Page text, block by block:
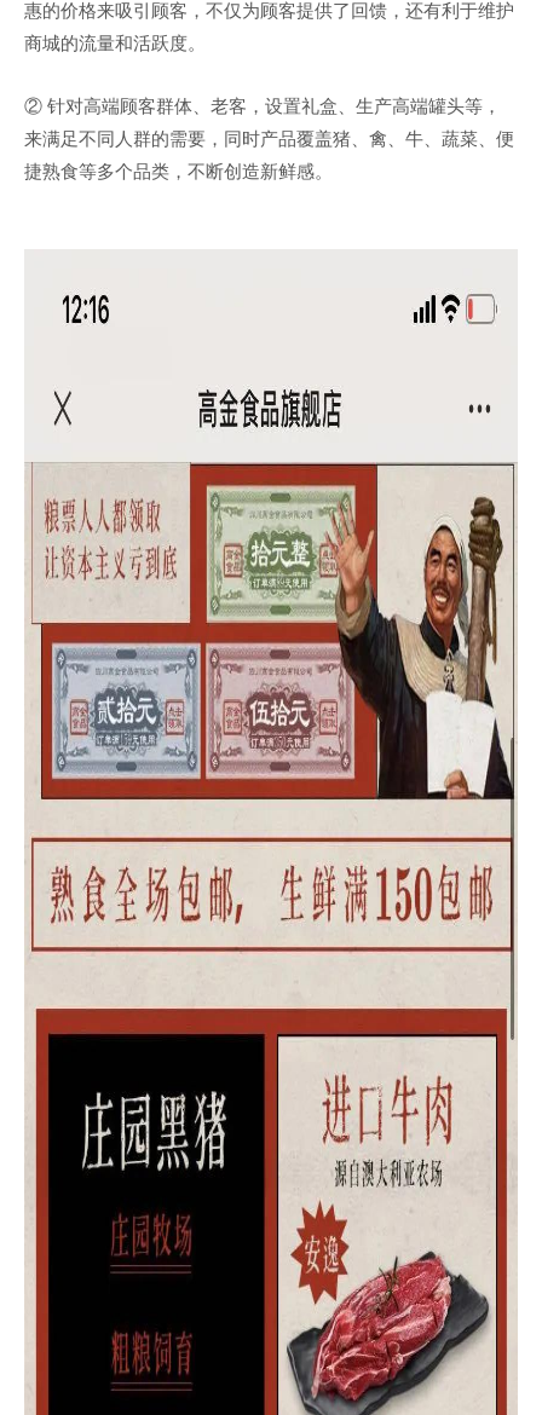
惠的价格来吸引顾客，不仅为顾客提供了回馈，还有利于维护
商城的流量和活跃度。
② 针对高端顾客群体、老客，设置礼盒、生产高端罐头等，
来满足不同人群的需要，同时产品覆盖猪、禽、牛、蔬菜、便
捷熟食等多个品类，不断创造新鲜感。